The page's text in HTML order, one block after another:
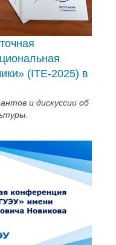
(ITE-2025) в
и дискуссии об